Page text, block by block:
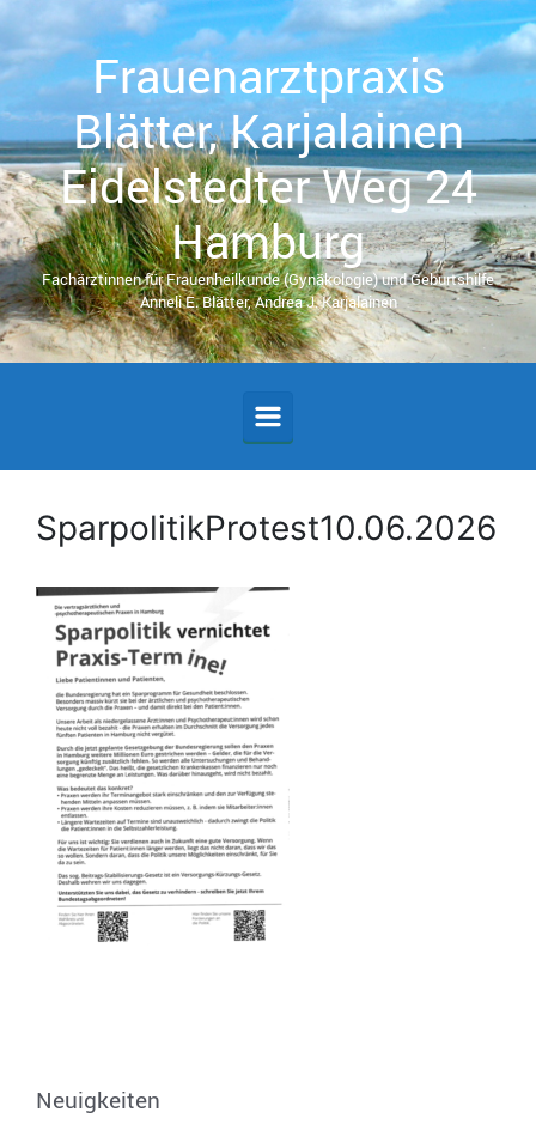
Zum Hauptinhalt springen
Frauenarztpraxis
Blätter, Karjalainen
Eidelstedter Weg 24
Hamburg
Fachärztinnen für Frauenheilkunde (Gynäkologie) und Geburtshilfe
Anneli E. Blätter, Andrea J. Karjalainen
SparpolitikProtest10.06.2026
Neuigkeiten